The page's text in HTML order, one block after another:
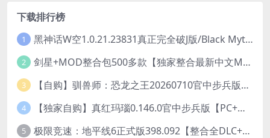
下载排行榜
1 黑神话W空1.0.21.23831真正完全破J版/Black Myth Wukong Ver1.0.21.23831
2 剑星+MOD整合包500多款【独家整合最新中文MOD管理器+可直连N网下载2000+MOD+集成CNS一键换肤】/Stellar Blade MOD Ver2026.5.18
3 【自购】驯兽师：恐龙之王20260710官中步兵版+全DLC【PC+安卓模拟器+3D大型生存SLG/动作冒险】/Tamer: King of Dinosaurs【19.6G】
4 【独家自购】真红玛瑙0.146.0官中步兵版【PC+安卓模拟器+ACT神作+存档+作弊】/纯净的红玛瑙/Pure Onyx【3.14G】
5 极限竞速：地平线6正式版398.092【整合全DLC+614辆车存档】/Forza Horizon 6